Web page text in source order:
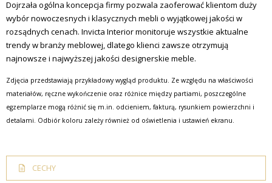
Dojrzała ogólna koncepcja firmy pozwala zaoferować klientom duży
wybór nowoczesnych i klasycznych mebli o wyjątkowej jakości w
rozsądnych cenach. Invicta Interior monitoruje wszystkie aktualne
trendy w branży meblowej, dlatego klienci zawsze otrzymują
najnowsze i najwyższej jakości designerskie meble.
Zdjęcia przedstawiają przykładowy wygląd produktu. Ze względu na właściwości
materiałów, ręczne wykończenie oraz różnice między partiami, poszczególne
egzemplarze mogą różnić się m.in. odcieniem, fakturą, rysunkiem powierzchni i
detalami. Odbiór koloru zależy również od oświetlenia i ustawień ekranu.
CECHY